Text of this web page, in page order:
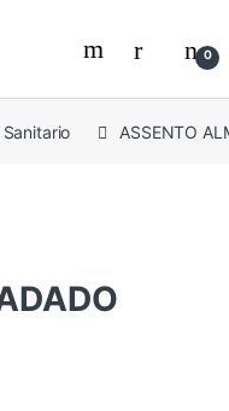
0
ASSENTO